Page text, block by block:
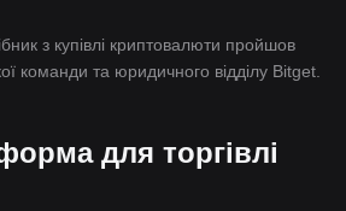
з купівлі криптовалюти пройшов
команди та юридичного відділу Bitget.
для торгівлі